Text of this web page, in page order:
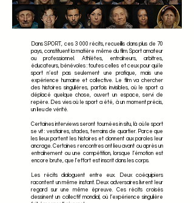
Dans SPORT, ces 3 000 récits, recueillis dans plus de 70
pays, constituent la matière même du film. Sport amateur
ou professionnel. Athlètes, entraîneurs, arbitres,
éducateurs, bénévoles : toutes celles et ceux pour qui le
sport n’est pas seulement une pratique, mais une
expérience humaine et collective. Le film va chercher
des histoires singulières, parfois invisibles, où le sport a
déplacé quelque chose, ouvert un espace, servi de
repère. Des vies où le sport a été, à un moment précis,
un lieu de vérité.
Certaines interviews seront tournées in situ, là où le sport
se vit : vestiaires, stades, terrains de quartier. Parce que
les lieux portent les histoires et donnent aux paroles leur
ancrage. Certaines rencontres ont lieu avant ou après un
entraînement ou une compétition, lorsque l’émotion est
encore brute, que l’effort est inscrit dans les corps.
Les récits dialoguent entre eux. Deux coéquipiers
racontent un même instant. Deux adversaires livrent leur
regard sur une même épreuve. Ces récits croisés
dessinent un collectif mondial, où l’expérience singulière